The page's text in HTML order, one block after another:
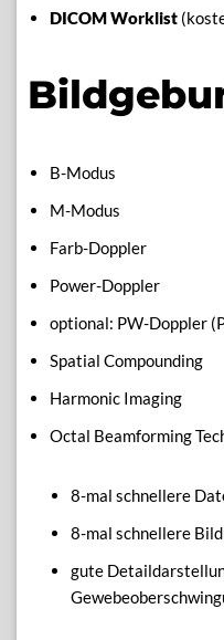
DICOM Worklist
B-Modus
M-Modus
Farb-Doppler
Power-Doppler
optional: PW-Doppler
Spatial Compounding
Harmonic Imaging
Octal Beamforming
8-mal schnellere
8-mal schnellere
gute